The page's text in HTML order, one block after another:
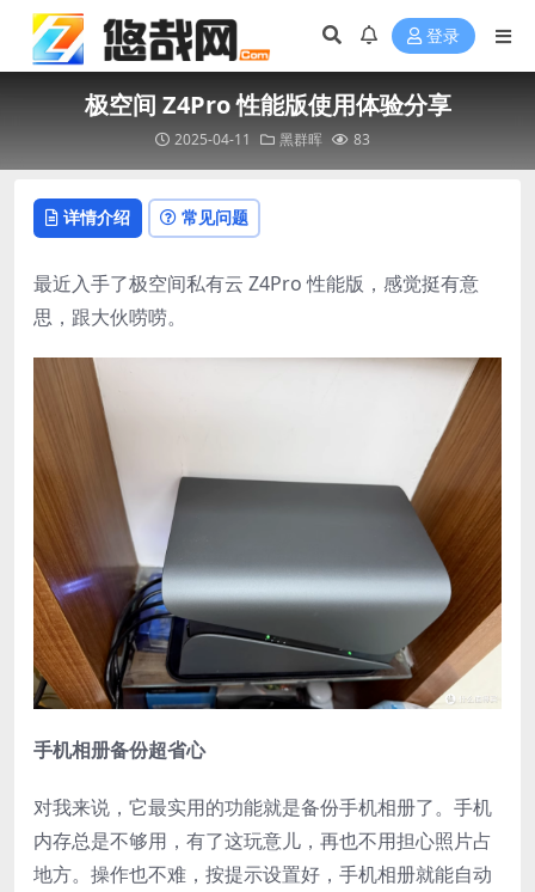
登录
极空间 Z4Pro 性能版使用体验分享​
2025-04-11 黑群晖 83
详情介绍 常见问题
最近入手了极空间私有云 Z4Pro 性能版，感觉挺有意
思，跟大伙唠唠。​
手机相册备份超省心​
对我来说，它最实用的功能就是备份手机相册了。手机
内存总是不够用，有了这玩意儿，再也不用担心照片占
地方。操作也不难，按提示设置好，手机相册就能自动